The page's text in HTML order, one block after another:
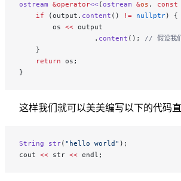
ostream &operator<<(ostream &os , const
    if
(output. content () != nullptr) {
        os
<< output
                  .
content ();
// 假设我
    }
    return
os;
}
这样我们就可以美美编写以下的代码
String str( "hello world" );
cout << str << endl;